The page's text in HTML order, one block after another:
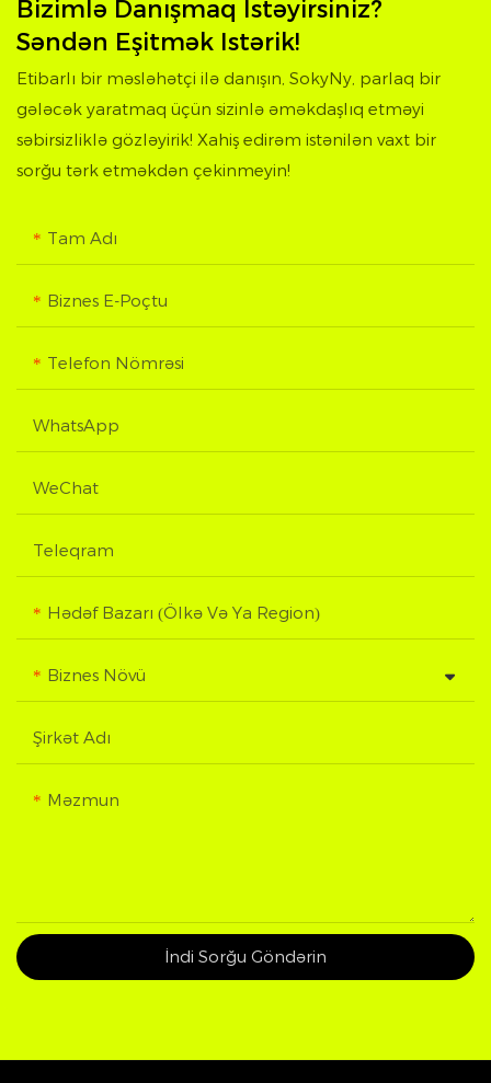
Bizimlə Danışmaq Istəyirsiniz?
Səndən Eşitmək Istərik!
Etibarlı bir məsləhətçi ilə danışın, SokyNy, parlaq bir
gələcək yaratmaq üçün sizinlə əməkdaşlıq etməyi
səbirsizliklə gözləyirik! Xahiş edirəm istənilən vaxt bir
sorğu tərk etməkdən çekinmeyin!
Tam Adı
Biznes E-Poçtu
Telefon Nömrəsi
WhatsApp
WeChat
Teleqram
Hədəf Bazarı (Ölkə Və Ya Region)
Biznes Növü
Şirkət Adı
Məzmun
İndi Sorğu Göndərin